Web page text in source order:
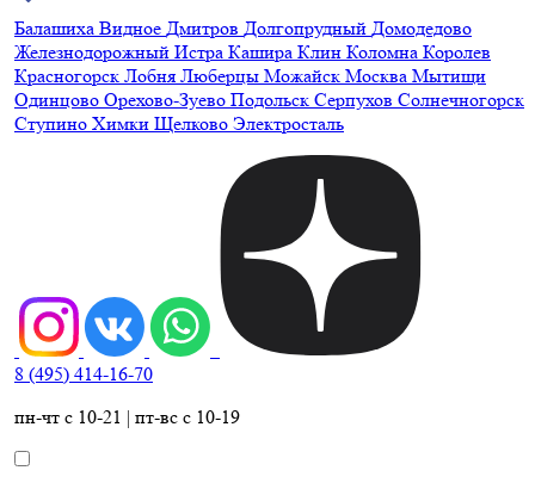
Балашиха Видное Дмитров Долгопрудный Домодедово
Железнодорожный Истра Кашира Клин Коломна Королев
Красногорск Лобня Люберцы Можайск Москва Мытищи
Одинцово Орехово-Зуево Подольск Серпухов Солнечногорск
Ступино Химки Щелково Электросталь
8 (495) 414-16-70
пн-чт с 10-21 | пт-вс с 10-19